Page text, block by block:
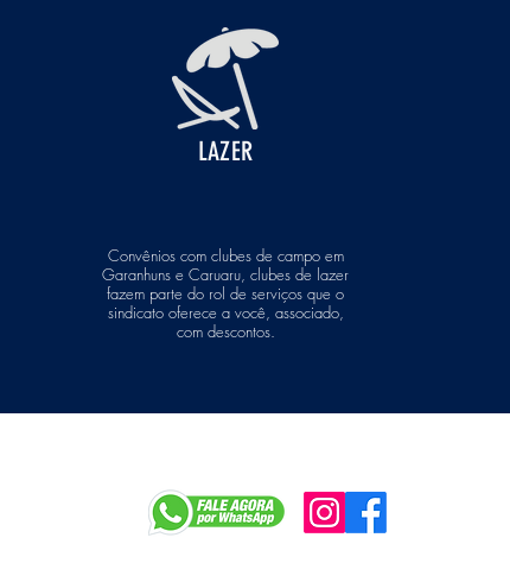
LAZER
Convênios com clubes de campo em
Garanhuns e Caruaru, clubes de lazer
fazem parte do rol de serviços que o
sindicato oferece a você, associado,
com descontos.